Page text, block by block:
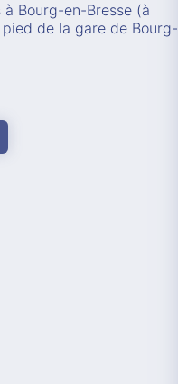
Bourg-en-Bresse (à
de la gare de Bourg-